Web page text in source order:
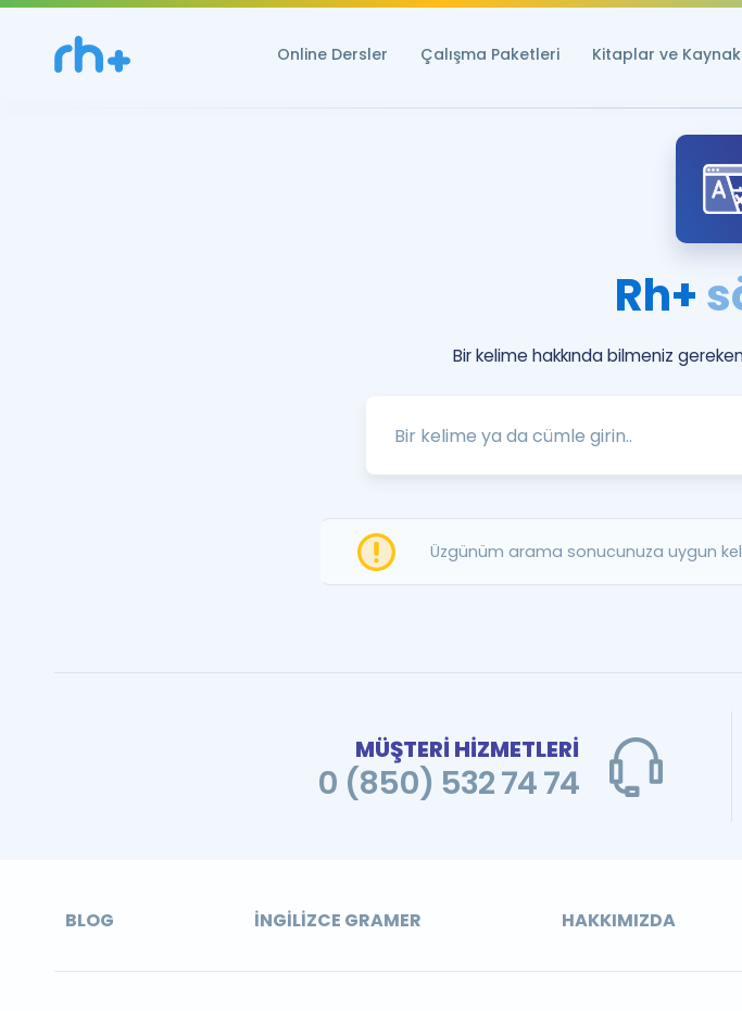
Online Dersler Çalışma Paketleri Kitaplar ve
Rh+
Bir kelime hakkında bilmeniz
Üzgünüm arama sonucunuza uygun
MÜŞTERİ HİZMETLERİ
0 (850) 532 74 74
BLOG İNGILIZCE GRAMER HAKKIMIZDA